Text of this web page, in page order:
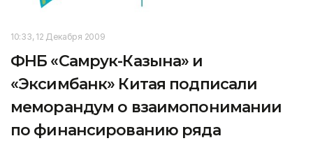
10:33, 12 Декабря 2009
ФНБ «Самрук-Казына» и
«Эксимбанк» Китая подписали
меморандум о взаимопонимании
по финансированию ряда